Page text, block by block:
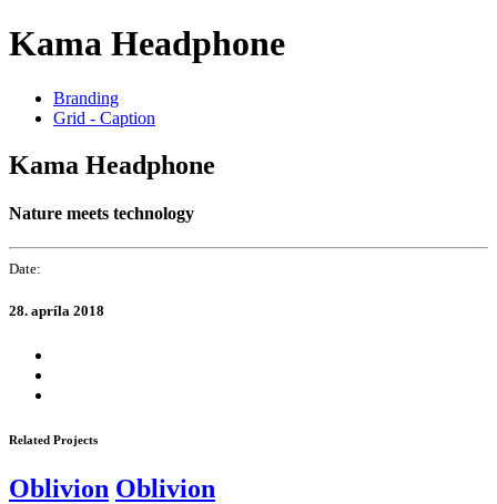
Skip
links
Skip
to
navigation
Skip
content
Kama Headphone
Branding
Grid - Caption
Kama Headphone
Nature meets technology
Date:
28. apríla 2018
Related Projects
Oblivion Oblivion